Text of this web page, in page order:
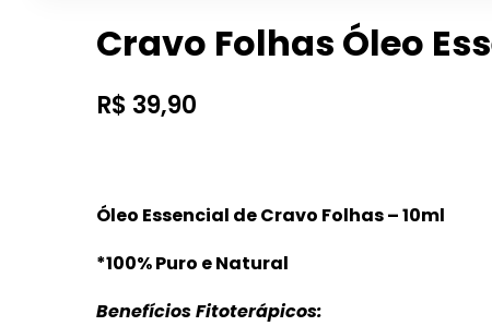
Cravo Folhas Óleo
R$ 39,90
Óleo Essencial de Cravo Folhas – 10ml
*100% Puro e Natural
Benefícios Fitoterápicos: